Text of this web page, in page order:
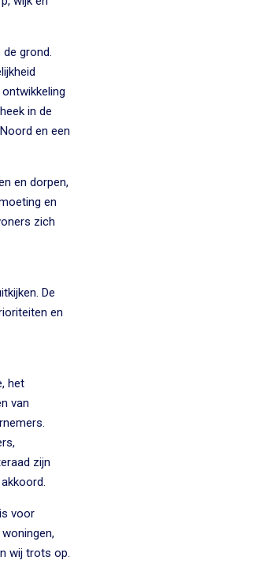
grond.
in de
en een
en dorpen,
en
zich
De
en
het
van
zijn
voor
wij trots op.